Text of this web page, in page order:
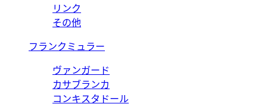
リンク
その他
フランクミュラー
ヴァンガード
カサブランカ
コンキスタドール